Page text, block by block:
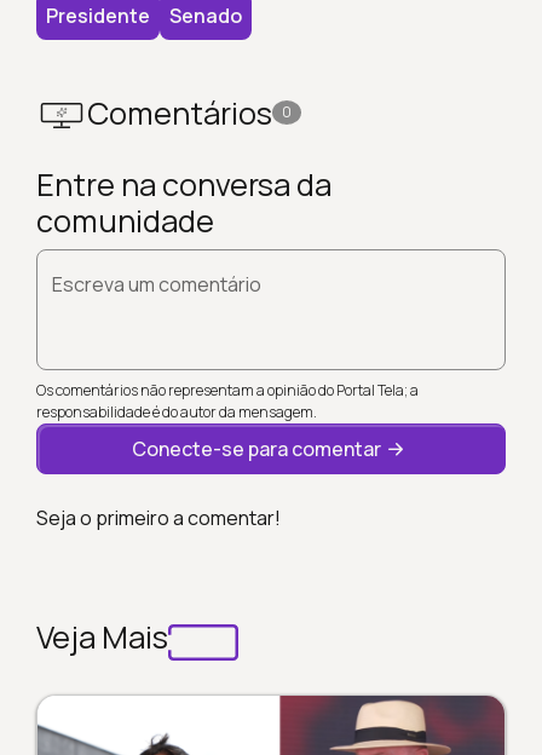
Presidente
Senado
Comentários 0
Entre na conversa da
comunidade
Escreva um comentário
Os comentários não representam a opinião do Portal Tela; a
responsabilidade é do autor da mensagem.
Conecte-se para comentar
Seja o primeiro a comentar!
Veja Mais